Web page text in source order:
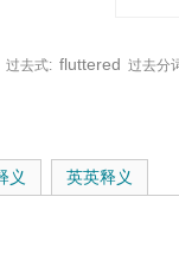
过去式: fluttered 过去分
词典释义与在线翻译
义 英英释义